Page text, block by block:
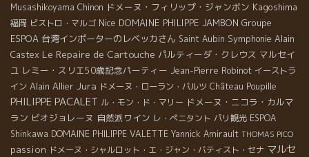
Musashikoyama Chinon ドメーヌ・フィリップ・ジャンボン Kagoshima
福岡 ビストロ・マルゴ Nice DOMAINE PHILIPPE JAMBON Groupe
ESPOA 台湾インポーターのレベッカさん Saint Aubin Symphonie Alain
Castex Le Repaire de Cartouche パルティーダ・クレウス マルセイ
ユ レミー・スリエ50歳記念パーティー Jean-Pierre Robinot イーストラ
イン Alain Allier Jura ドメーヌ・ローラン・バルツ Château Poupille
PHILIPPE PACALET ル・モン・ド・マリー ドメーヌ・ニコラ・カルマ
ラン ビオジョレーヌ 自然派ワイン レ・ぺニタント パリ観光 ESPOA
Shinkawa DOMAINE PHILIPPE VALETTE Yannick Amirault THOMAS PICO
passion ドメーヌ・シャルロット・エ・ジャン・バティスト・セナ マルセ